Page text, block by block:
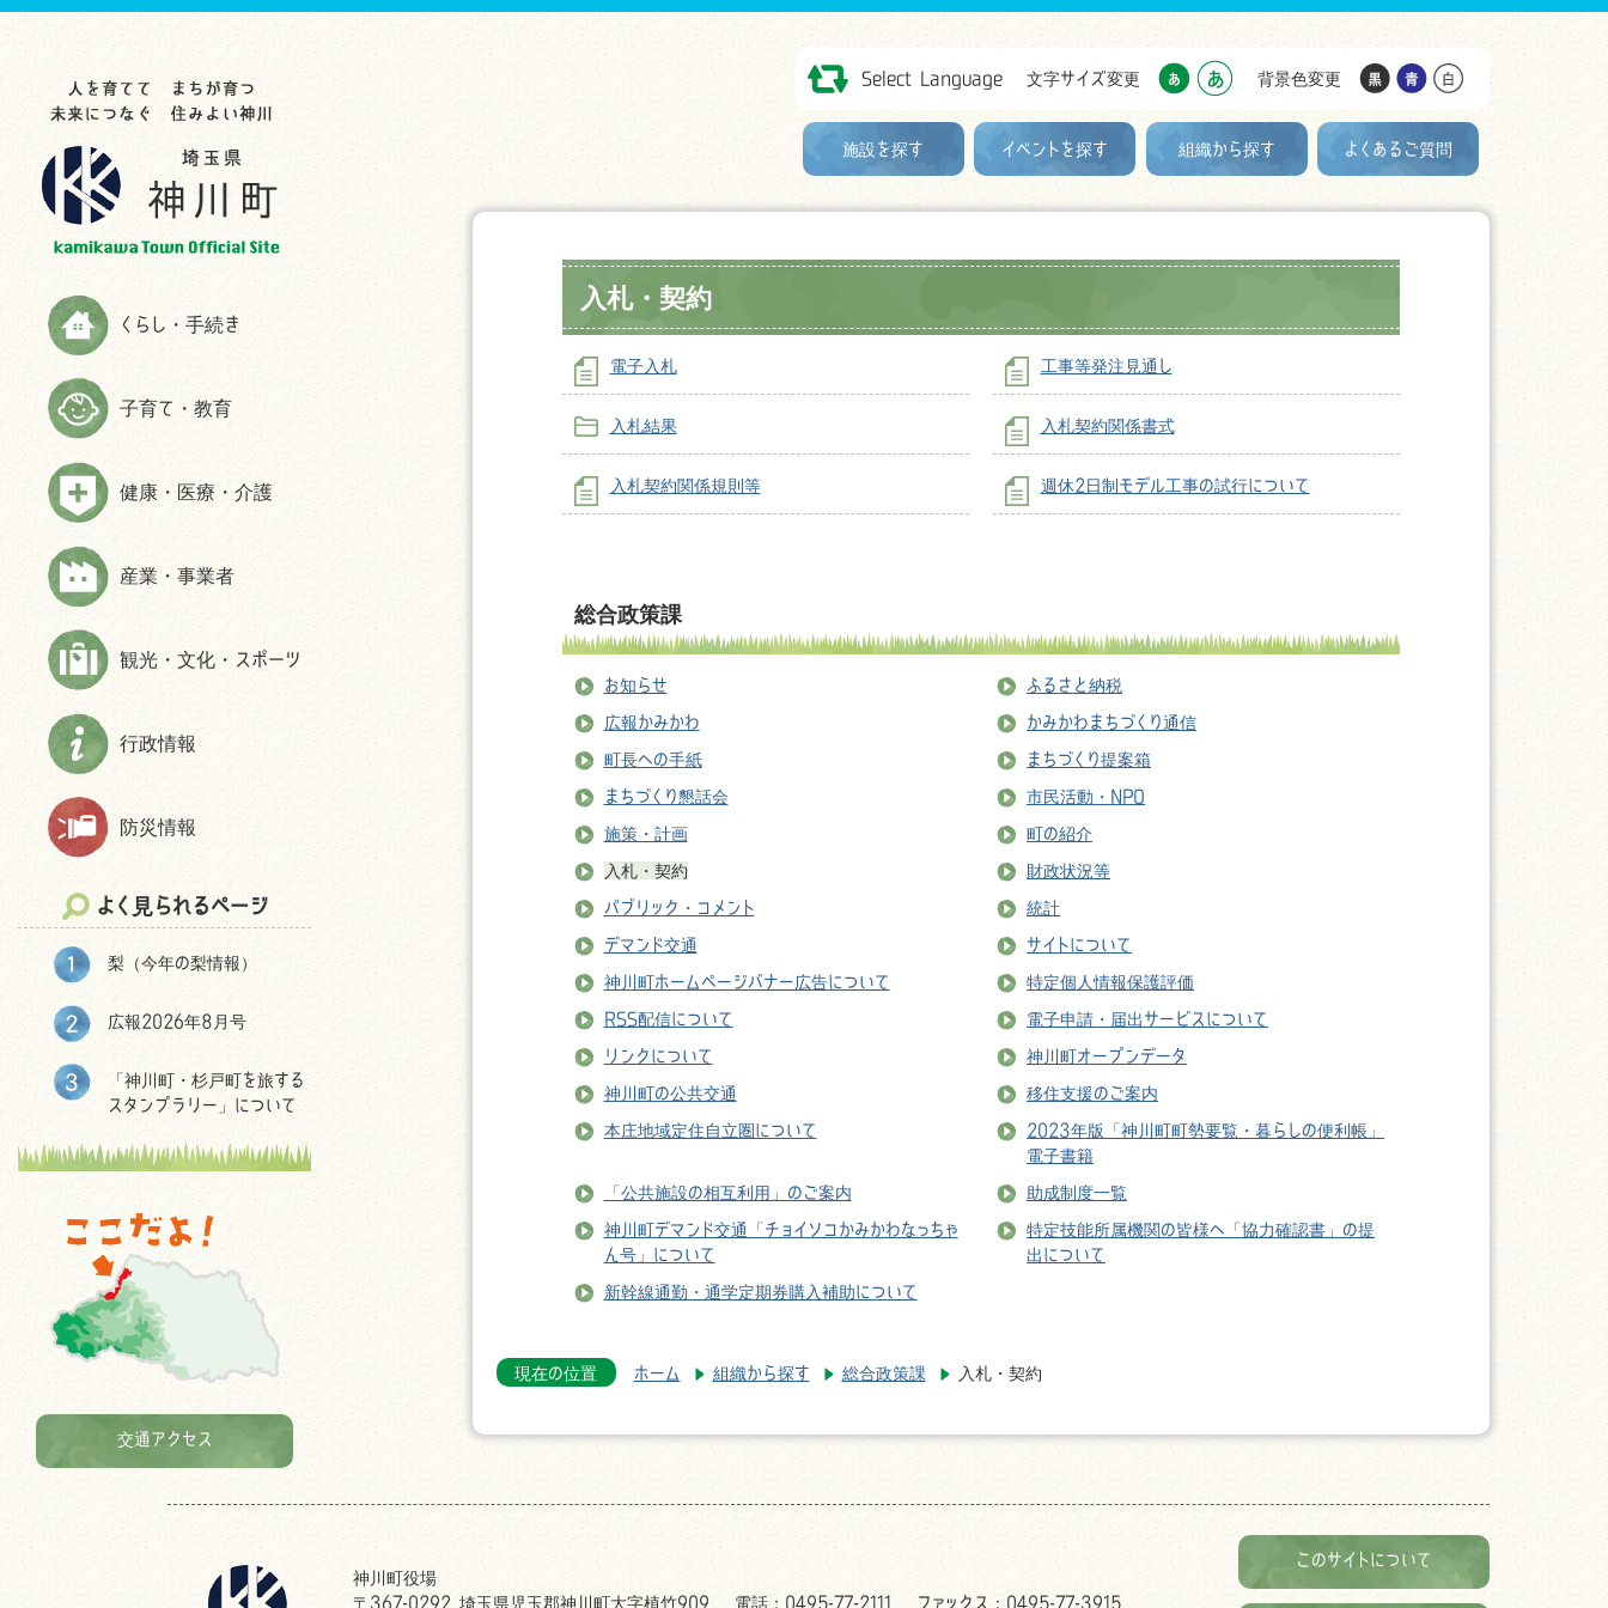
くらし・手続き
し・手続き
請書ダウンロード
成制度一覧
民年金
民健康保険
み・環境
ット・動物
まい・建築
下水道
活保護
住をお考えの皆様へ
婚・妊娠・共育ての相談機会
供・支援プログラム補助金
子育て・教育
て・教育
育委員会
涯学習
娠・出産
設情報
健康・医療・介護
・医療・介護
（健）診・人間ドック等助成・
防接種
康づくり・相談
齢者福祉
がい者福祉
くある質問(福祉・高齢者・介護
ついて)
んじょうネット～医療・介護・障
・地域資源情報管理システム～
産業・事業者
・事業者
札・契約
林商工業
用・労働
観光・文化・スポーツ
・文化・スポーツ
光スポット
ポーツ
行政情報
の紹介
策・計画
みかわまちづくり通信
ちづくり提案箱
ちづくり懇話会
スコットキャラクター
るさと納税
報公開
政状況等
通アクセス
援申請
防災情報
ザードマップ
報伝達手段
防災速報アプリ
災放送が聞きづらい世帯へは戸
受信機を配布しています
よく見られるページ
梨（今年の梨情報）
広報2026年8月号
「神川町・杉戸町を旅する
スタンプラリー」について
交通アクセス
Select Language 文字サイズ変更 背景色変更
施設を探す イベントを探す 組織から探す よくあるご質問
入札・契約
電子入札 工事等発注見通し
入札結果 入札契約関係書式
入札契約関係規則等 週休2日制モデル工事の試行について
総合政策課
お知らせ ふるさと納税
広報かみかわ かみかわまちづくり通信
町長への手紙 まちづくり提案箱
まちづくり懇話会 市民活動・NPO
施策・計画 町の紹介
入札・契約 財政状況等
パブリック・コメント 統計
デマンド交通 サイトについて
神川町ホームページバナー広告について 特定個人情報保護評価
RSS配信について 電子申請・届出サービスについて
リンクについて 神川町オープンデータ
神川町の公共交通 移住支援のご案内
本庄地域定住自立圏について
2023年版「神川町町勢要覧・暮らしの便利帳」
電子書籍
「公共施設の相互利用」のご案内 助成制度一覧
神川町デマンド交通「チョイソコかみかわなっちゃ
ん号」について
特定技能所属機関の皆様へ「協力確認書」の提
出について
新幹線通勤・通学定期券購入補助について
現在の位置 ホーム 組織から探す 総合政策課 入札・契約
神川町役場
〒367-0292 埼玉県児玉郡神川町大字植竹909
電話：0495-77-2111 ファックス：0495-77-3915
このサイトについて